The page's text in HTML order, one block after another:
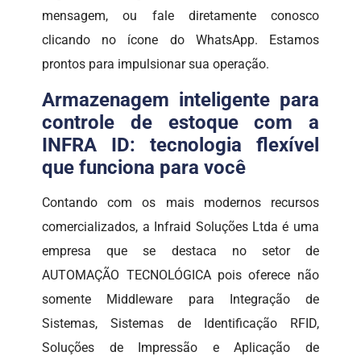
mensagem, ou fale diretamente conosco
clicando no ícone do WhatsApp. Estamos
prontos para impulsionar sua operação.
Armazenagem inteligente para
controle de estoque com a
INFRA ID: tecnologia flexível
que funciona para você
Contando com os mais modernos recursos
comercializados, a Infraid Soluções Ltda é uma
empresa que se destaca no setor de
AUTOMAÇÃO TECNOLÓGICA pois oferece não
somente Middleware para Integração de
Sistemas, Sistemas de Identificação RFID,
Soluções de Impressão e Aplicação de